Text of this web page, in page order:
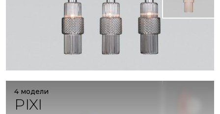
4 модели
PIXI